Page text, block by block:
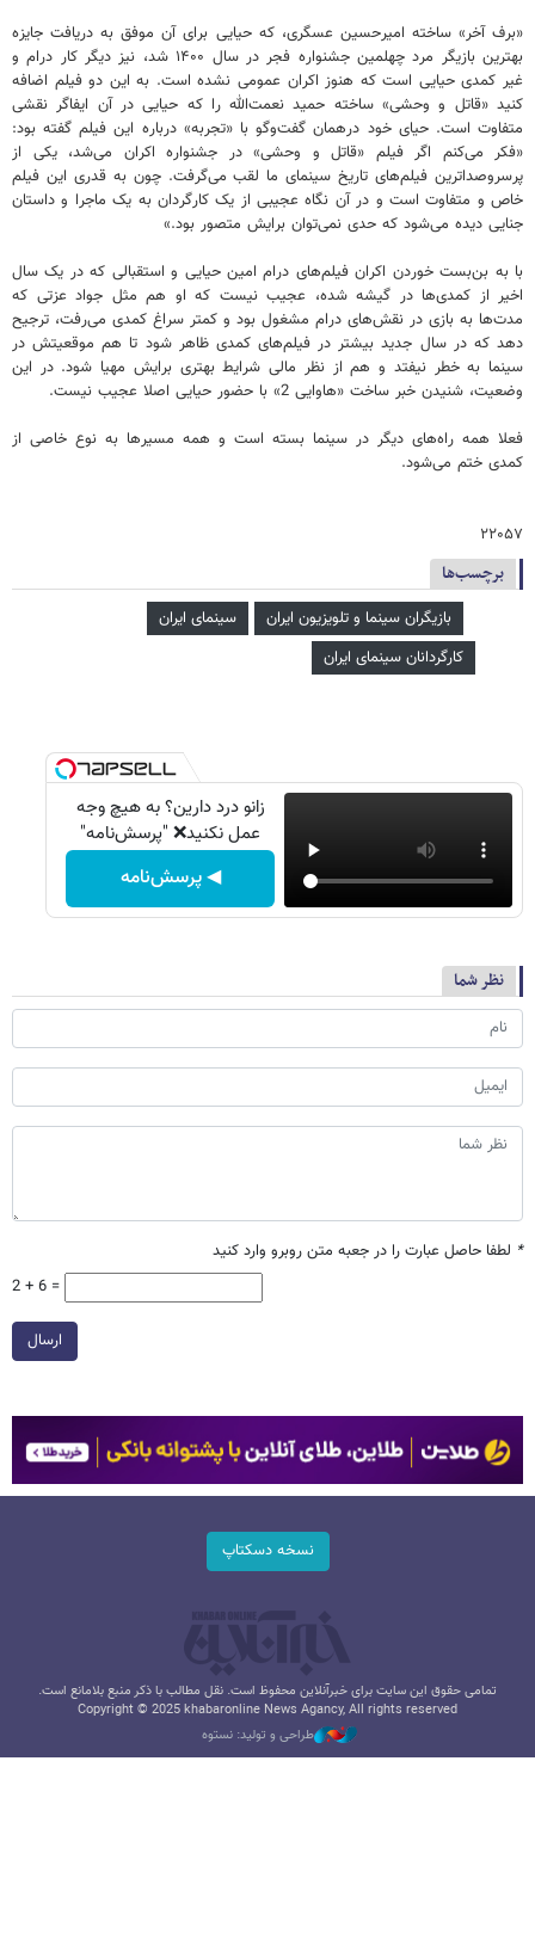
«برف آخر» ساخته امیرحسین عسگری، که حیایی برای آن موفق به دریافت جایزه
بهترین بازیگر مرد چهلمین جشنواره فجر در سال ۱۴۰۰ شد، نیز دیگر کار درام و
غیر کمدی حیایی است که هنوز اکران عمومی نشده است. به این دو فیلم اضافه
کنید «قاتل و وحشی» ساخته حمید نعمت‌الله را که حیایی در آن ایفاگر نقشی
متفاوت است. حیای خود درهمان گفت‌وگو با «تجربه» درباره این فیلم گفته بود:
«فکر می‌کنم اگر فیلم «قاتل و وحشی» در جشنواره اکران می‌شد، یکی از
پرسروصداترین فیلم‌های تاریخ سینمای ما لقب می‌گرفت. چون به قدری این فیلم
خاص و متفاوت است و در آن نگاه عجیبی از یک کارگردان به یک ماجرا و داستان
جنایی دیده می‌شود که حدی نمی‌توان برایش متصور بود.»
با به بن‌بست خوردن اکران فیلم‌های درام امین حیایی و استقبالی که در یک سال
اخیر از کمدی‌ها در گیشه شده، عجیب نیست که او هم مثل جواد عزتی که
مدت‌ها به بازی در نقش‌های درام مشغول بود و کمتر سراغ کمدی می‌رفت، ترجیح
دهد که در سال جدید بیشتر در فیلم‌های کمدی ظاهر شود تا هم موقعیتش در
سینما به خطر نیفتد و هم از نظر مالی شرایط بهتری برایش مهیا شود. در این
وضعیت، شنیدن خبر ساخت «هاوایی 2» با حضور حیایی اصلا عجیب نیست.
فعلا همه راه‌های دیگر در سینما بسته است و همه مسیرها به نوع خاصی از
کمدی ختم می‌شود.
۲۲۰۵۷
برچسب‌ها
بازیگران سینما و تلویزیون ایران
سینمای ایران
کارگردانان سینمای ایران
زانو درد دارین؟ به هیچ وجه
عمل نکنید❌ "پرسش‌نامه"
◀ پرسش‌نامه
نظر شما
* لطفا حاصل عبارت را در جعبه متن روبرو وارد کنید
2 + 6 =
ارسال
نسخه دسکتاپ
تمامی حقوق این سایت برای خبرآنلاین محفوظ است. نقل مطالب با ذکر منبع بلامانع است.
Copyright © 2025 khabaronline News Agancy, All rights reserved
طراحی و تولید: نستوه